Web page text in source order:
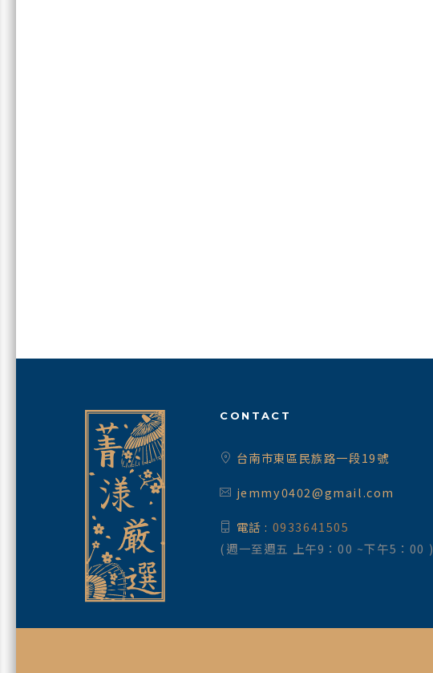
CONTACT
台南市東區民族路一段19號
jemmy0402@gmail.com
電話 : 0933641505
(週一至週五 上午9：00 ~下午5：00 )